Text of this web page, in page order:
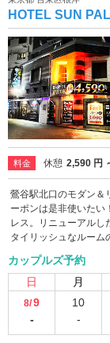
HOTEL SUN
料金 休憩 2,590 円
鶯谷駅北口のモダン＆
ーポンは是非使いたい
レス。リニューアルし
タイリッシュなルーム
カップルズ予約
日
月
8/9
-
10
-